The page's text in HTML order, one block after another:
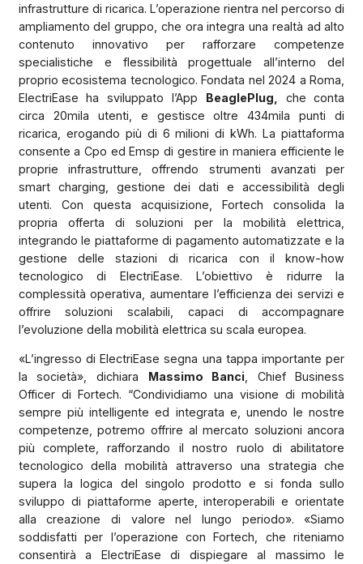
infrastrutture di ricarica. L’operazione rientra nel percorso di
ampliamento del gruppo, che ora integra una realtà ad alto
contenuto innovativo per rafforzare competenze
specialistiche e flessibilità progettuale all’interno del
proprio ecosistema tecnologico. Fondata nel 2024 a Roma,
ElectriEase ha sviluppato l’App BeaglePlug,
che conta
circa 20mila utenti, e gestisce oltre 434mila punti di
ricarica, erogando più di 6 milioni di kWh. La piattaforma
consente a Cpo ed Emsp di gestire in maniera efficiente le
proprie infrastrutture, offrendo strumenti avanzati per
smart charging, gestione dei dati e accessibilità degli
utenti. Con questa acquisizione, Fortech consolida la
propria offerta di soluzioni per la mobilità elettrica,
integrando le piattaforme di pagamento automatizzate e la
gestione delle stazioni di ricarica con il know-how
tecnologico di ElectriEase. L’obiettivo è ridurre la
complessità operativa, aumentare l’efficienza dei servizi e
offrire soluzioni scalabili, capaci di accompagnare
l’evoluzione della mobilità elettrica su scala europea.
«L’ingresso di ElectriEase segna una tappa importante per
la società», dichiara Massimo Banci , Chief Business
Officer di Fortech. “Condividiamo una visione di mobilità
sempre più intelligente ed integrata e, unendo le nostre
competenze, potremo offrire al mercato soluzioni ancora
più complete, rafforzando il nostro ruolo di abilitatore
tecnologico della mobilità attraverso una strategia che
supera la logica del singolo prodotto e si fonda sullo
sviluppo di piattaforme aperte, interoperabili e orientate
alla creazione di valore nel lungo periodo». «Siamo
soddisfatti per l’operazione con Fortech, che riteniamo
consentirà a ElectriEase di dispiegare al massimo le